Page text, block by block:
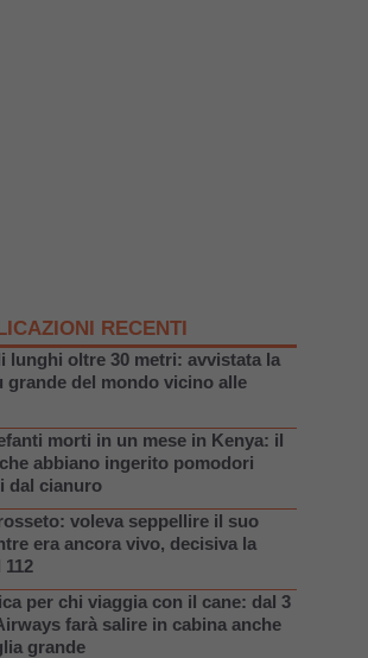
RECENTI
lunghi oltre 30 metri: avvistata la
grande del mondo vicino alle
morti in un mese in Kenya: il
abbiano ingerito pomodori
dal cianuro
voleva seppellire il suo
era ancora vivo, decisiva la
112
per chi viaggia con il cane: dal 3
farà salire in cabina anche
grande